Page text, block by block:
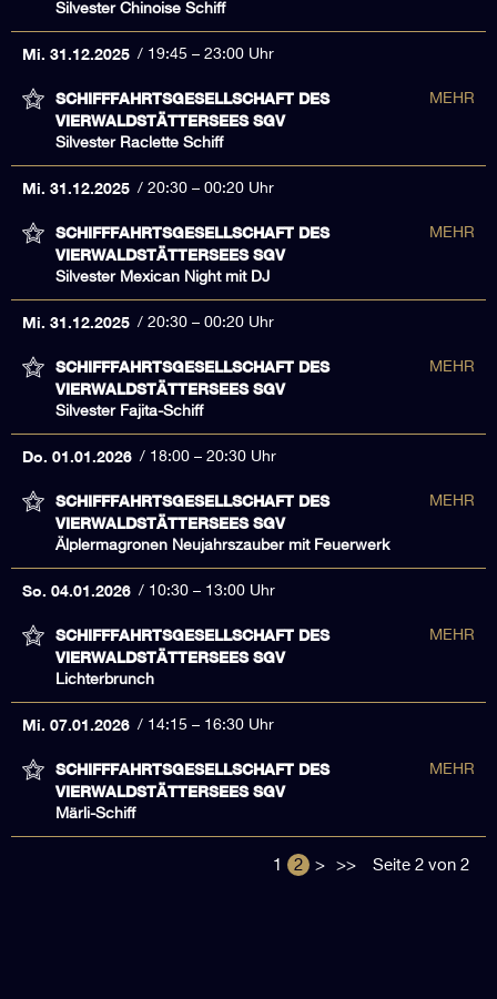
Silvester Chinoise Schiff
Mi. 31.12.2025 19:45 – 23:00 Uhr
SCHIFFFAHRTSGESELLSCHAFT DES
VIERWALDSTÄTTERSEES SGV
Silvester Raclette Schiff
MEHR
Mi. 31.12.2025 20:30 – 00:20 Uhr
SCHIFFFAHRTSGESELLSCHAFT DES
VIERWALDSTÄTTERSEES SGV
Silvester Mexican Night mit DJ
MEHR
Mi. 31.12.2025 20:30 – 00:20 Uhr
SCHIFFFAHRTSGESELLSCHAFT DES
VIERWALDSTÄTTERSEES SGV
Silvester Fajita-Schiff
MEHR
Do. 01.01.2026 18:00 – 20:30 Uhr
SCHIFFFAHRTSGESELLSCHAFT DES
VIERWALDSTÄTTERSEES SGV
Älplermagronen Neujahrszauber mit Feuerwerk
MEHR
So. 04.01.2026 10:30 – 13:00 Uhr
SCHIFFFAHRTSGESELLSCHAFT DES
VIERWALDSTÄTTERSEES SGV
Lichterbrunch
MEHR
Mi. 07.01.2026 14:15 – 16:30 Uhr
SCHIFFFAHRTSGESELLSCHAFT DES
VIERWALDSTÄTTERSEES SGV
Märli-Schiff
MEHR
1 2 > >> Seite 2 von 2